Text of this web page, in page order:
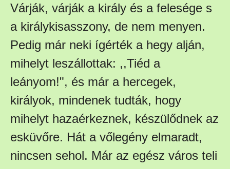
Várják, várják a király és a felesége s
a királykisasszony, de nem menyen.
Pedig már neki ígérték a hegy alján,
mihelyt leszállottak: ,,Tiéd a
leányom!", és már a hercegek,
királyok, mindenek tudták, hogy
mihelyt hazaérkeznek, készülődnek az
esküvőre. Hát a vőlegény elmaradt,
nincsen sehol. Már az egész város teli